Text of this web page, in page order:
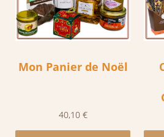
Mon Panier de Noël
40,10 €